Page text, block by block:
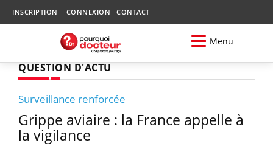
INSCRIPTION CONNEXION CONTACT
Menu
QUESTION D'ACTU
Surveillance renforcée
Grippe aviaire : la France appelle à
la vigilance